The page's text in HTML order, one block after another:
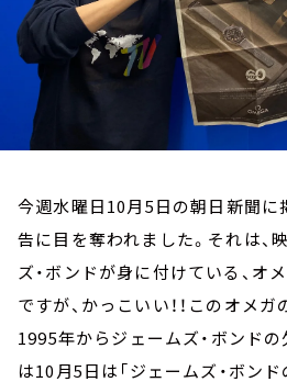
今週水曜日10月5日の朝日新聞に
告に目を奪われました。それは、
ズ・ボンドが身に付けている、オ
ですが、かっこいい！！このオメガ
1995年からジェームズ・ボンド
は10月5日は「ジェームズ・ボン